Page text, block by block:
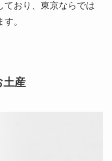
ており、東京ならでは
。
土産